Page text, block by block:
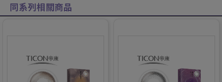
同系列相關商品